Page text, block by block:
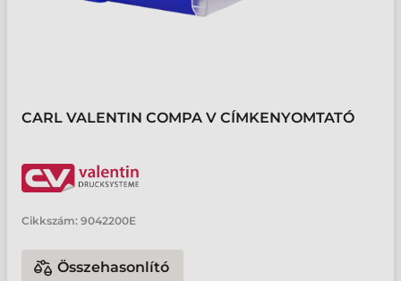
CARL VALENTIN COMPA V CÍMKENYOMTATÓ
Cikkszám: 9042200E
Összehasonlító